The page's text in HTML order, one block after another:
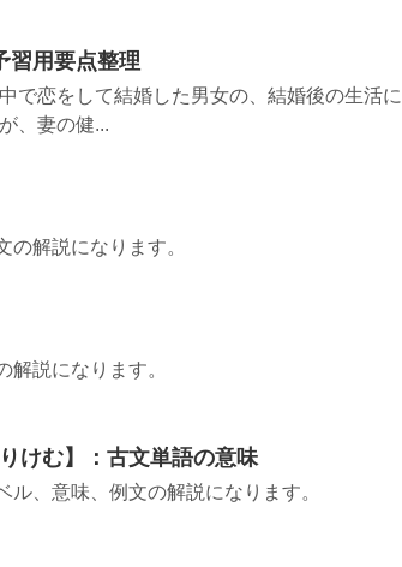
習用要点整理
で恋をして結婚した男女の、結婚後の生活に
、妻の健...
の解説になります。
説になります。
けむ】：古文単語の意味
、意味、例文の解説になります。